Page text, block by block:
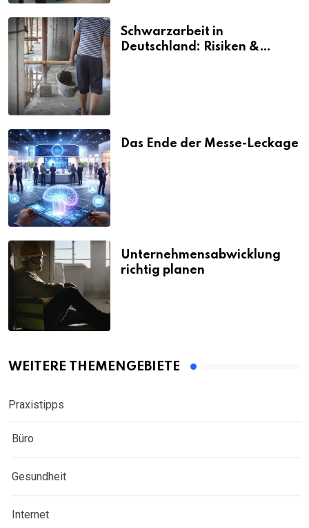
Schwarzarbeit in
Deutschland: Risiken &
Das Ende der Messe-Leckage
Unternehmensabwicklung
richtig planen
WEITERE THEMENGEBIETE
Praxistipps
Büro
Gesundheit
Internet